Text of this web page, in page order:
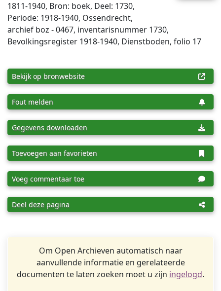
1811-1940, Bron: boek, Deel: 1730,
Periode: 1918-1940, Ossendrecht,
archief boz - 0467, inventaris­num­mer 1730,
Bevolkingsregister 1918-1940, Dienstboden, folio 17
Bekijk op bronwebsite
Fout melden
Gegevens downloaden
Toevoegen aan favorieten
Voeg commentaar toe
Deel deze pagina
Om Open Archieven automatisch naar
aanvullende informatie en gerelateerde
documenten te laten zoeken moet u zijn ingelogd.